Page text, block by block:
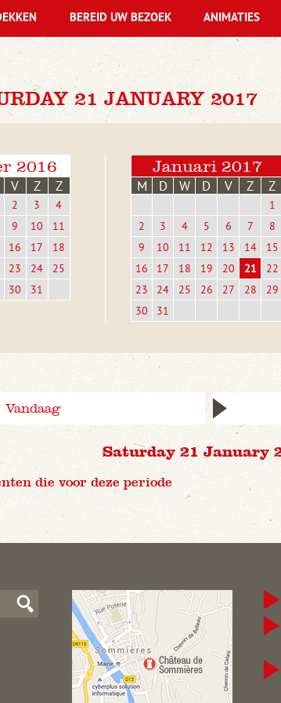
21 JANUARY 2017
2016
V Z Z
2 3
4
9 10
11
16 17
18
23 24
25
30 31
Januari 2017
M D W D V Z Z
1
2
3 4 5 6 7
8
9
10 11 12 13 14
15
16
17 18 19 20 21
22
23
24 25 26 27 28
29
30
31
Vandaag
Saturday 21 January
die voor deze periode
BEREID UW BEZOEK ANIMATIES